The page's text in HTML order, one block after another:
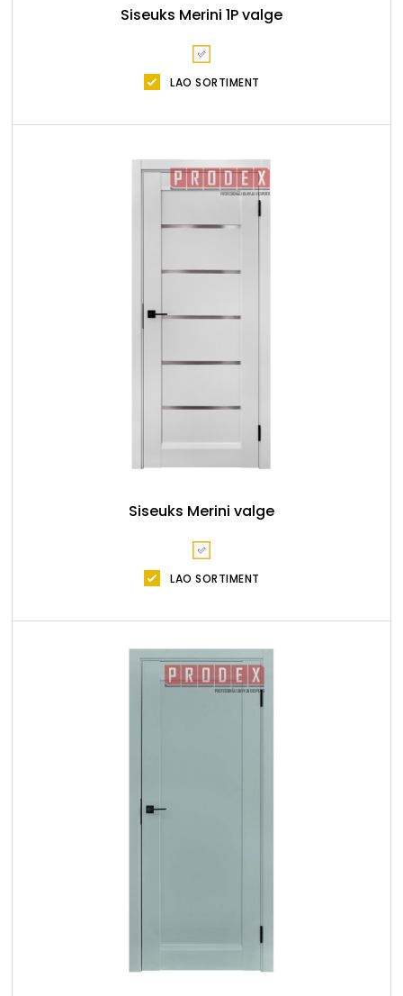
Siseuks Merini 1P valge
LAO SORTIMENT
Siseuks Merini valge
LAO SORTIMENT